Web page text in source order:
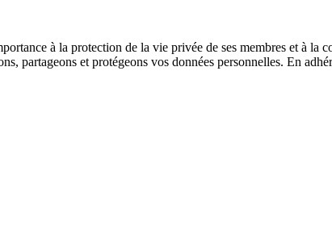
à la protection de la vie privée de ses membres et à la
partageons et protégeons vos données personnelles. En